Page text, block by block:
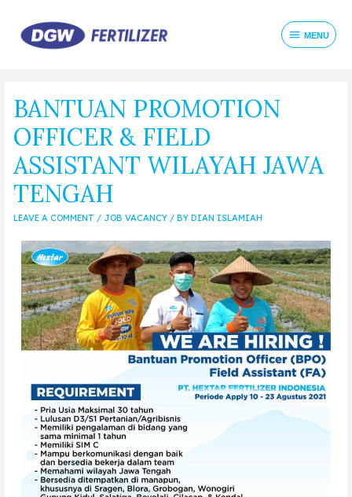
MENU
BANTUAN PROMOTION
OFFICER & FIELD
ASSISTANT WILAYAH JAWA
TENGAH
LEAVE A COMMENT / JOB VACANCY/ BY DIAN ISLAMIAH